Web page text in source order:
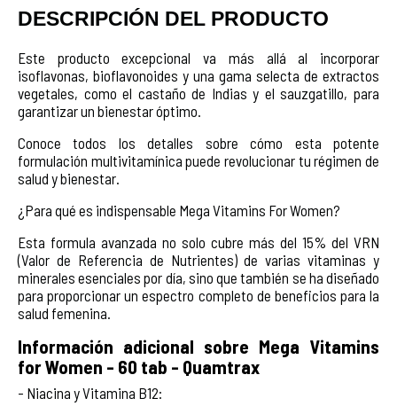
DESCRIPCIÓN DEL PRODUCTO
Este producto excepcional va más allá al incorporar
isoflavonas, bioflavonoides y una gama selecta de extractos
vegetales, como el castaño de Indias y el sauzgatillo, para
garantizar un bienestar óptimo.
Conoce todos los detalles sobre cómo esta potente
formulación multivitamínica puede revolucionar tu régimen de
salud y bienestar.
¿Para qué es indispensable Mega Vitamins For Women?
Esta formula avanzada no solo cubre más del 15% del VRN
(Valor de Referencia de Nutrientes) de varias vitaminas y
minerales esenciales por día, sino que también se ha diseñado
para proporcionar un espectro completo de beneficios para la
salud femenina.
Información adicional sobre Mega Vitamins
for Women - 60 tab - Quamtrax
- Niacina y Vitamina B12: